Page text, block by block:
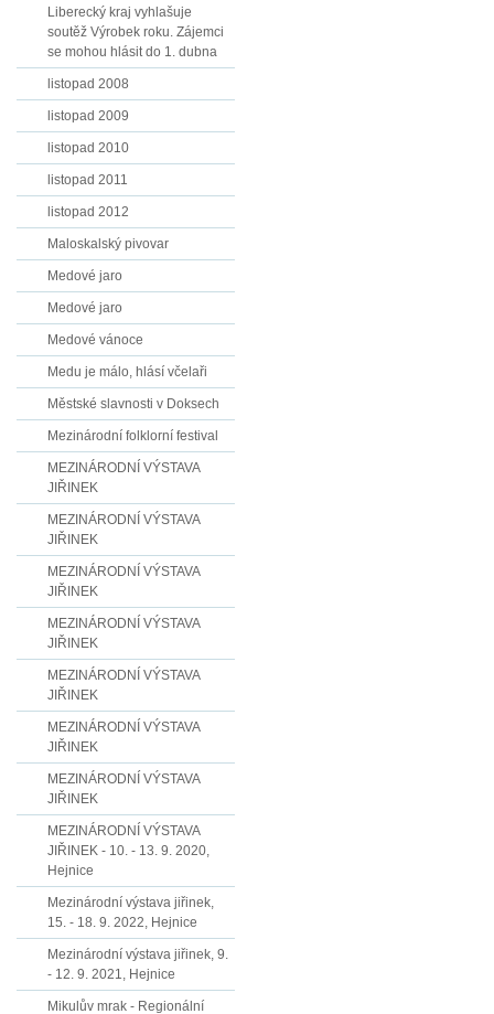
Liberecký kraj vyhlašuje
soutěž Výrobek roku. Zájemci
se mohou hlásit do 1. dubna
listopad 2008
listopad 2009
listopad 2010
listopad 2011
listopad 2012
Maloskalský pivovar
Medové jaro
Medové jaro
Medové vánoce
Medu je málo, hlásí včelaři
Městské slavnosti v Doksech
Mezinárodní folklorní festival
MEZINÁRODNÍ VÝSTAVA
JIŘINEK
MEZINÁRODNÍ VÝSTAVA
JIŘINEK
MEZINÁRODNÍ VÝSTAVA
JIŘINEK
MEZINÁRODNÍ VÝSTAVA
JIŘINEK
MEZINÁRODNÍ VÝSTAVA
JIŘINEK
MEZINÁRODNÍ VÝSTAVA
JIŘINEK
MEZINÁRODNÍ VÝSTAVA
JIŘINEK
MEZINÁRODNÍ VÝSTAVA
JIŘINEK - 10. - 13. 9. 2020,
Hejnice
Mezinárodní výstava jiřinek,
15. - 18. 9. 2022, Hejnice
Mezinárodní výstava jiřinek, 9.
- 12. 9. 2021, Hejnice
Mikulův mrak - Regionální